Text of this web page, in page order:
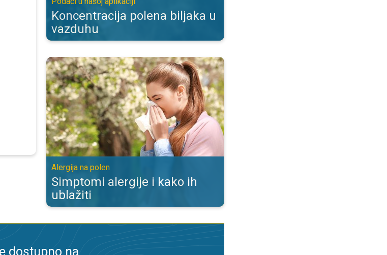
Koncentracija polena biljaka u
vazduhu
Simptomi alergije i kako ih ublažiti. Alergija na polen. . .
Alergija na polen
Simptomi alergije i kako ih
ublažiti
dostupno na